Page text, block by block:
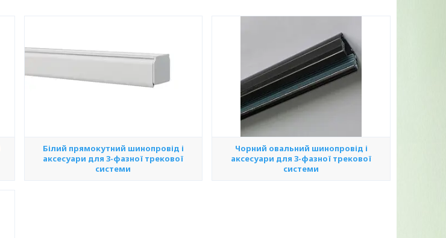
Білий прямокутний шинопровід і
аксесуари для 3-фазної трекової
системи
Чорний овальний шинопровід і
аксесуари для 3-фазної трекової
системи